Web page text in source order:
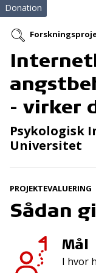
Donation
- virker
Psykologisk
Universitet
PROJEKTEVALUERING
Sådan
Mål
I hvor
Tilmeld
De seneste nyheder
aktiviteter direkte i
Tilmeld